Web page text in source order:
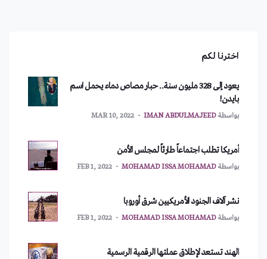
اخترنا لكم
يعود إلى 328 مليون سنة.. حبار مصاص دماء يحمل اسم
بايدن!
بواسطةIMAN ABDULMAJEED
MAR 10, 2022
أمريكا تطلب اجتماعاً طارئاً لمجلس الأمن
بواسطةMOHAMAD ISSA MOHAMAD
FEB 1, 2022
نشر آلاف الجنود الأمريكيين شرق أوروبا
بواسطةMOHAMAD ISSA MOHAMAD
FEB 1, 2022
الهند تستعد لإطلاق عملتها الرقمية الرسمية